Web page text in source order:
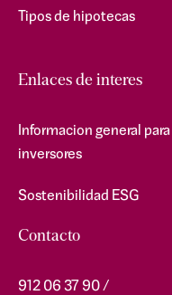
Tipos de hipotecas
Enlaces de interes
Informacion general para
inversores
Sostenibilidad ESG
Contacto
912 06 37 90